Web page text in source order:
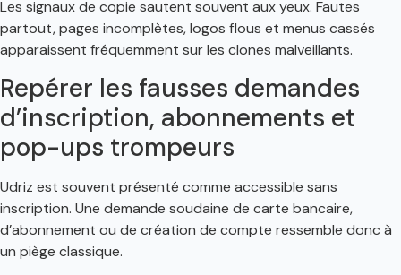
Les signaux de copie sautent souvent aux yeux. Fautes
partout, pages incomplètes, logos flous et menus cassés
apparaissent fréquemment sur les clones malveillants.
Repérer les fausses demandes
d’inscription, abonnements et
pop-ups trompeurs
Udriz est souvent présenté comme accessible sans
inscription. Une demande soudaine de carte bancaire,
d’abonnement ou de création de compte ressemble donc à
un piège classique.